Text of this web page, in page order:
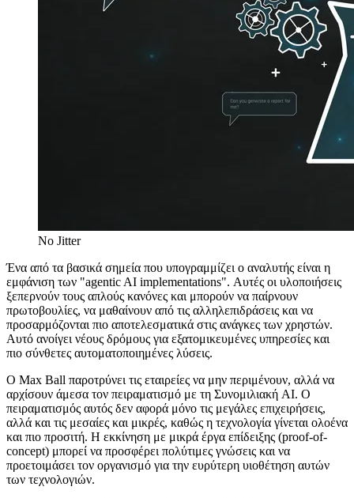
No Jitter
Ένα από τα βασικά σημεία που υπογραμμίζει ο αναλυτής είναι η
εμφάνιση των "agentic AI implementations". Αυτές οι υλοποιήσεις
ξεπερνούν τους απλούς κανόνες και μπορούν να παίρνουν
πρωτοβουλίες, να μαθαίνουν από τις αλληλεπιδράσεις και να
προσαρμόζονται πιο αποτελεσματικά στις ανάγκες των χρηστών.
Αυτό ανοίγει νέους δρόμους για εξατομικευμένες υπηρεσίες και
πιο σύνθετες αυτοματοποιημένες λύσεις.
Ο Max Ball παροτρύνει τις εταιρείες να μην περιμένουν, αλλά να
αρχίσουν άμεσα τον πειραματισμό με τη Συνομιλιακή AI. Ο
πειραματισμός αυτός δεν αφορά μόνο τις μεγάλες επιχειρήσεις,
αλλά και τις μεσαίες και μικρές, καθώς η τεχνολογία γίνεται ολοένα
και πιο προσιτή. Η εκκίνηση με μικρά έργα επίδειξης (proof-of-
concept) μπορεί να προσφέρει πολύτιμες γνώσεις και να
προετοιμάσει τον οργανισμό για την ευρύτερη υιοθέτηση αυτών
των τεχνολογιών.